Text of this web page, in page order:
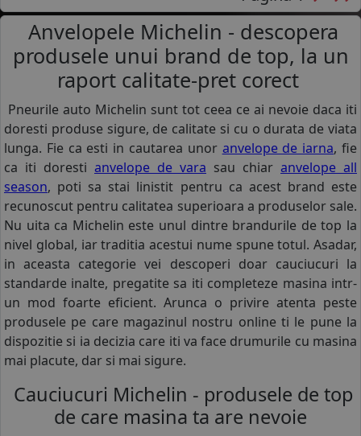
Anvelopele Michelin - descopera
produsele unui brand de top, la un
raport calitate-pret corect
Pneurile auto Michelin sunt tot ceea ce ai nevoie daca iti
doresti produse sigure, de calitate si cu o durata de viata
lunga. Fie ca esti in cautarea unor anvelope de iarna, fie
ca iti doresti anvelope de vara sau chiar anvelope all
season, poti sa stai linistit pentru ca acest brand este
recunoscut pentru calitatea superioara a produselor sale.
Nu uita ca Michelin este unul dintre brandurile de top la
nivel global, iar traditia acestui nume spune totul. Asadar,
in aceasta categorie vei descoperi doar cauciucuri la
standarde inalte, pregatite sa iti completeze masina intr-
un mod foarte eficient. Arunca o privire atenta peste
produsele pe care magazinul nostru online ti le pune la
dispozitie si ia decizia care iti va face drumurile cu masina
mai placute, dar si mai sigure.
Cauciucuri Michelin - produsele de top
de care masina ta are nevoie